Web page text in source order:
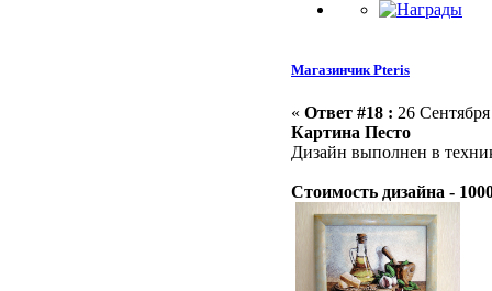
Магазинчик Pteris
« Ответ #18 : 26
Картина Песто
Дизайн выполнен в
Стоимость дизайна -